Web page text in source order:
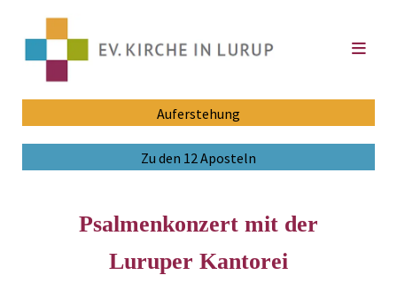
Auferstehung
Zu den 12 Aposteln
Psalmenkonzert mit der
Luruper Kantorei